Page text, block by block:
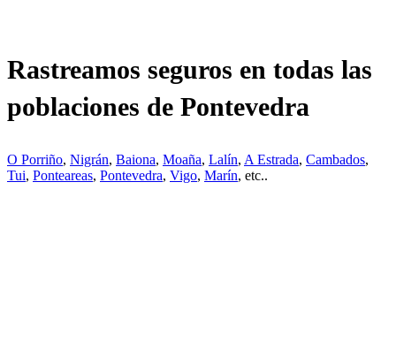
Rastreamos seguros en todas las
poblaciones de Pontevedra
O Porriño, Nigrán, Baiona, Moaña, Lalín, A Estrada, Cambados,
Tui, Ponteareas, Pontevedra, Vigo, Marín, etc..